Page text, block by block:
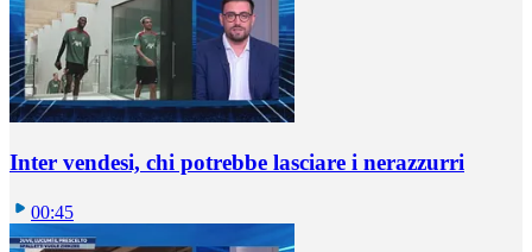
Inter vendesi, chi potrebbe lasciare i nerazzurri
00:45